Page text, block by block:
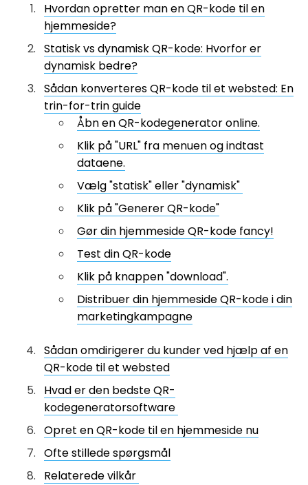
Hvordan opretter man en QR-kode til en
hjemmeside?
Statisk vs dynamisk QR-kode: Hvorfor er
dynamisk bedre?
Sådan konverteres QR-kode til et websted: En
trin-for-trin guide
Åbn en QR-kodegenerator online.
Klik på "URL" fra menuen og indtast
dataene.
Vælg "statisk" eller "dynamisk"
Klik på "Generer QR-kode"
Gør din hjemmeside QR-kode fancy!
Test din QR-kode
Klik på knappen "download".
Distribuer din hjemmeside QR-kode i din
marketingkampagne
Sådan omdirigerer du kunder ved hjælp af en
QR-kode til et websted
Hvad er den bedste QR-
kodegeneratorsoftware
Opret en QR-kode til en hjemmeside nu
Ofte stillede spørgsmål
Relaterede vilkår